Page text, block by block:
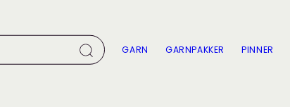
GARN GARNPAKKER PINNER